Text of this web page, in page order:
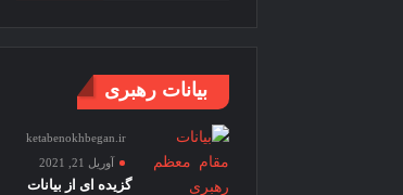
بیانات رهبری
ketabenokhbegan.ir
آوریل 21, 2021
گزیده ای از بیانات